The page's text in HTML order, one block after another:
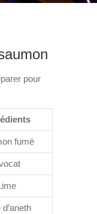
pour
fumé
d’aneth